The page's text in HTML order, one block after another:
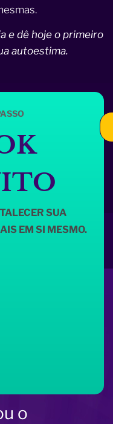
e dê hoje o primeiro
autoestima.
SUA
EM SI MESMO.
o